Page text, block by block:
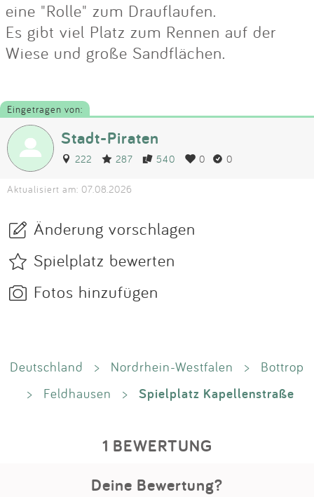
eine "Rolle" zum Drauflaufen.
Es gibt viel Platz zum Rennen auf der
Wiese und große Sandflächen.
Eingetragen von:
Stadt-Piraten
222 287 540 0 0
Aktualisiert am: 07.08.2026
Änderung vorschlagen
Spielplatz bewerten
Fotos hinzufügen
Deutschland > Nordrhein-Westfalen >
Bottrop
>
Feldhausen > Spielplatz Kapellenstraße
1 BEWERTUNG
Deine Bewertung?